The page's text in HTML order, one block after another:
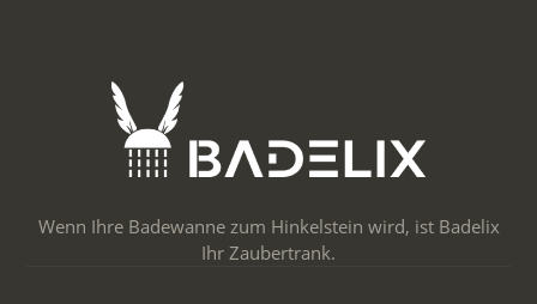
Wenn Ihre Badewanne zum Hinkelstein wird, ist Badelix
Ihr Zaubertrank.